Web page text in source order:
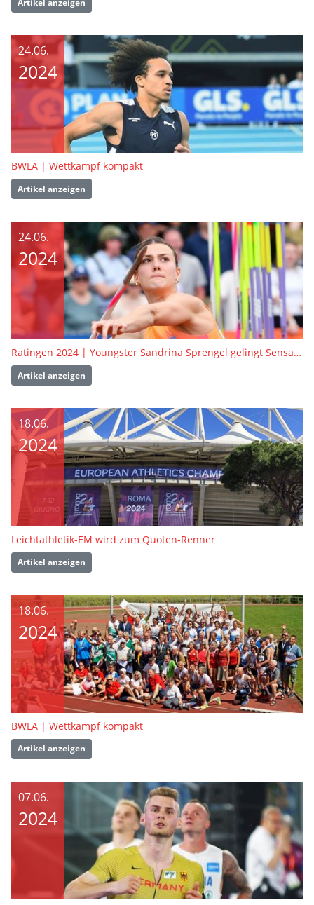
24.06.
2024
BWLA | Wettkampf kompakt
Artikel anzeigen
24.06.
2024
Ratingen 2024 | Youngster Sandrina Sprengel gelingt Sensationssieg
Artikel anzeigen
18.06.
2024
Leichtathletik-EM wird zum Quoten-Renner
Artikel anzeigen
18.06.
2024
BWLA | Wettkampf kompakt
Artikel anzeigen
07.06.
2024